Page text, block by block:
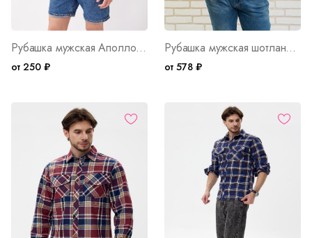
Рубашка мужская Аполлон Арт. 1577
от 250 ₽
Рубашка мужская шотландка К/Р Арт. 1852
от 578 ₽